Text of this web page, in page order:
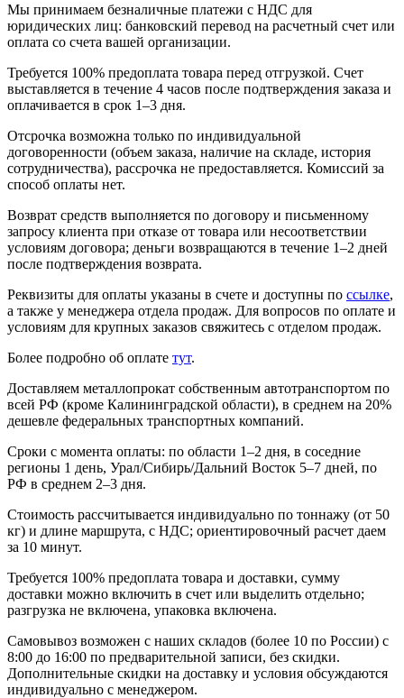
Мы принимаем безналичные платежи с НДС для
юридических лиц: банковский перевод на расчетный счет или
оплата со счета вашей организации.
Требуется 100% предоплата товара перед отгрузкой. Счет
выставляется в течение 4 часов после подтверждения заказа и
оплачивается в срок 1–3 дня.
Отсрочка возможна только по индивидуальной
договоренности (объем заказа, наличие на складе, история
сотрудничества), рассрочка не предоставляется. Комиссий за
способ оплаты нет.
Возврат средств выполняется по договору и письменному
запросу клиента при отказе от товара или несоответствии
условиям договора; деньги возвращаются в течение 1–2 дней
после подтверждения возврата.
Реквизиты для оплаты указаны в счете и доступны по ссылке,
а также у менеджера отдела продаж. Для вопросов по оплате и
условиям для крупных заказов свяжитесь с отделом продаж.
Более подробно об оплате тут.
Доставляем металлопрокат собственным автотранспортом по
всей РФ (кроме Калининградской области), в среднем на 20%
дешевле федеральных транспортных компаний.
Сроки с момента оплаты: по области 1–2 дня, в соседние
регионы 1 день, Урал/Сибирь/Дальний Восток 5–7 дней, по
РФ в среднем 2–3 дня.
Стоимость рассчитывается индивидуально по тоннажу (от 50
кг) и длине маршрута, с НДС; ориентировочный расчет даем
за 10 минут.
Требуется 100% предоплата товара и доставки, сумму
доставки можно включить в счет или выделить отдельно;
разгрузка не включена, упаковка включена.
Самовывоз возможен с наших складов (более 10 по России) с
8:00 до 16:00 по предварительной записи, без скидки.
Дополнительные скидки на доставку и условия обсуждаются
индивидуально с менеджером.